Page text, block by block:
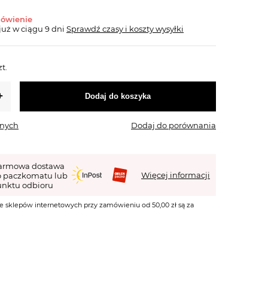
w ciągu 9 dni Sprawdź czasy i koszty wysyłki
Dodaj do koszyka
Dodaj do porównania
dostawa
paczkomatu lub
odbioru
Więcej informacji
sklepów internetowych przy zamówieniu od 50,00 zł są za